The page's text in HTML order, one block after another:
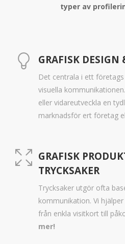
typer av
GRAFISK DESIGN
Det centrala i ett
visuella
eller vidareutveckla en
marknadsför ert företag
GRAFISK
TRYCKSAKER
Trycksaker utgör ofta
kommunikation. Vi
från enkla visitkort till
mer!